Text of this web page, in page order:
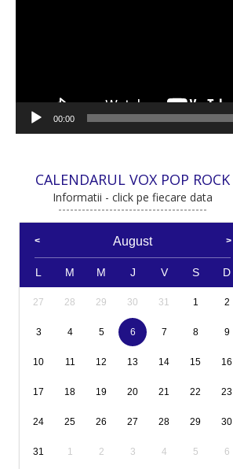
00:00
CALENDARUL VOX POP ROCK
Informatii - click pe fiecare data
August
L M M J V S D
27 28 29 30 31 1 2
3 4 5 6 7 8 9
10 11 12 13 14 15 16
17 18 19 20 21 22 23
24 25 26 27 28 29 30
31 1 2 3 4 5 6